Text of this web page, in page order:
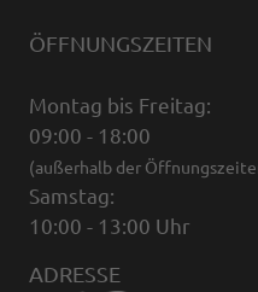
ÖFFNUNGSZEITEN
Montag bis Freitag:
09:00 - 18:00
(außerhalb der
Samstag:
10:00 - 13:00 Uhr
ADRESSE